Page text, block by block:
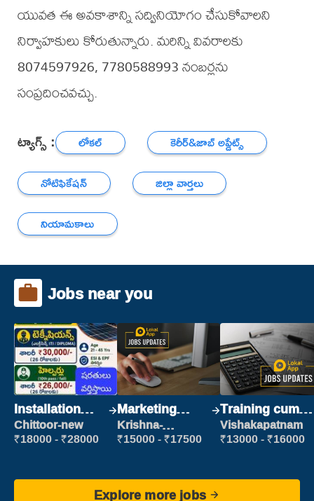
యువత ఈ అవకాశాన్ని సద్వినియోగం చేసుకోవాలని
నిర్వాహకులు కోరుతున్నారు. మరిన్ని వివరాలకు
8074597926, 7780588993 నంబర్లను
సంప్రదించవచ్చు.
ట్యాగ్స్ : లోకల్
కెరీర్‌&జాబ్ అప్డేట్స్
నోటిఫికేషన్
జిల్లా వార్తలు
నియామకాలు
Jobs near you
Installation
Engineer/
Helper
Chittoor-new
₹18000 - ₹28000
Marketing
Executive
Krishna-
vijayawada
₹15000 - ₹17500
Training cum
Placement
Vishakapatnam
₹13000 - ₹16000
Explore more jobs